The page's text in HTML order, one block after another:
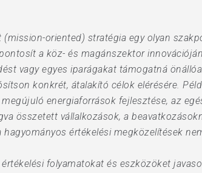
(mission-oriented) stratégia egy olyan
a köz- és magánszektor
vagy egyes iparágakat támogatná
konkrét, átalakító célok elérésére.
energiaforrások fejlesztése, az
összetett vállalkozások, a
hagyományos értékelési megközelítések
folyamatokat és eszközöket